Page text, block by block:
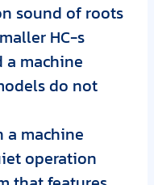
sound of roots
HC-s
a machine
do not
machine
operation